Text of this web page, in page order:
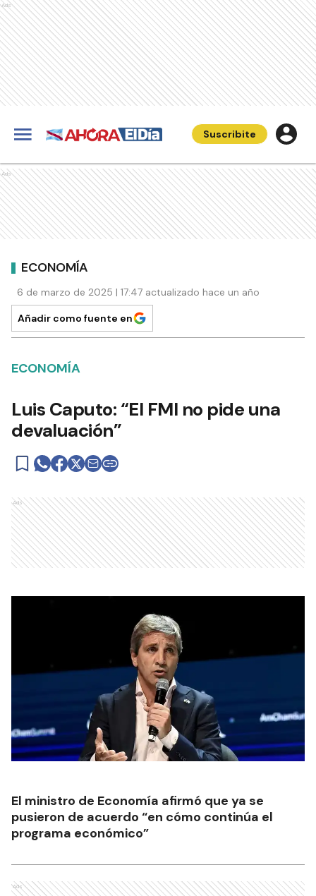
Ads
Suscribite
Ads
ECONOMÍA
6 de marzo de 2025 | 17:47 actualizado hace un año
Añadir como fuente en
ECONOMÍA
Luis Caputo: “El FMI no pide una
devaluación”
Ads
El ministro de Economía afirmó que ya se
pusieron de acuerdo “en cómo continúa el
programa económico”
Ads